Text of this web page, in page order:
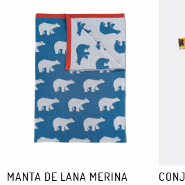
MANTA DE LANA MERINA